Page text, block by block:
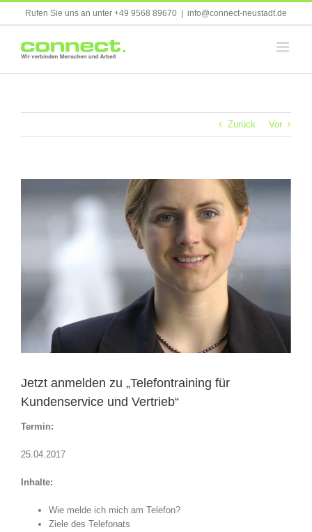
Rufen Sie uns an unter +49 9568 89670 info@connect-neustadt.de
Zurück Vor
Jetzt anmelden zu „Telefontraining für
Kundenservice und Vertrieb“
Termin:
25.04.2017
Inhalte:
Wie melde ich mich am Telefon?
Ziele des Telefonats